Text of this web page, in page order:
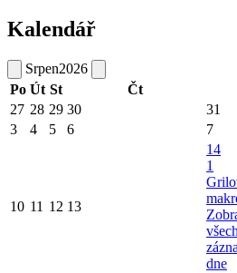
Kalendář
Srpen2026
Po Út St Čt
27 28 29 30 31
3
4 5 6 7
10 11 12 13
14
1
dne